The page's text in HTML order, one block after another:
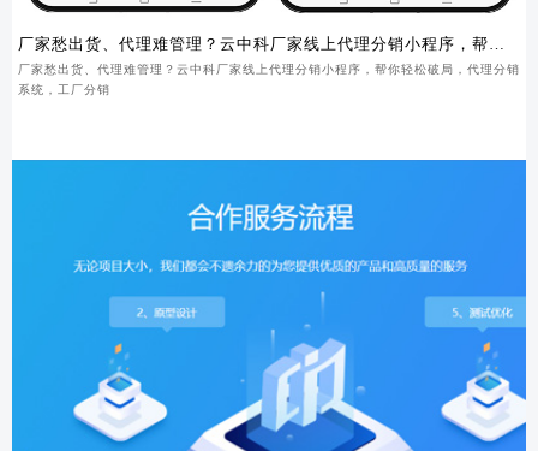
厂家愁出货、代理难管理？云中科厂家线上代理分销小程序，帮你
轻松破局
厂家愁出货、代理难管理？云中科厂家线上代理分销小程序，帮你轻松破局，代理分销
系统，工厂分销